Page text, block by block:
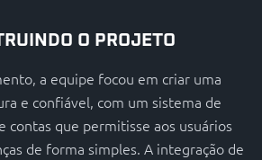
O PROJETO
a equipe focou em criar uma
e confiável, com um sistema de
contas que permitisse aos usuários
de forma simples. A integração de